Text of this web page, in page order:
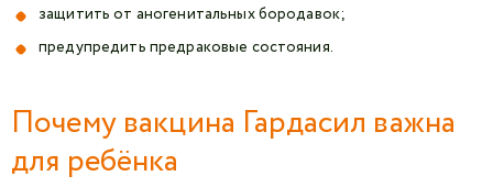
защитить от аногенитальных бородавок;
предупредить предраковые состояния.
Почему вакцина Гардасил важна
для ребёнка